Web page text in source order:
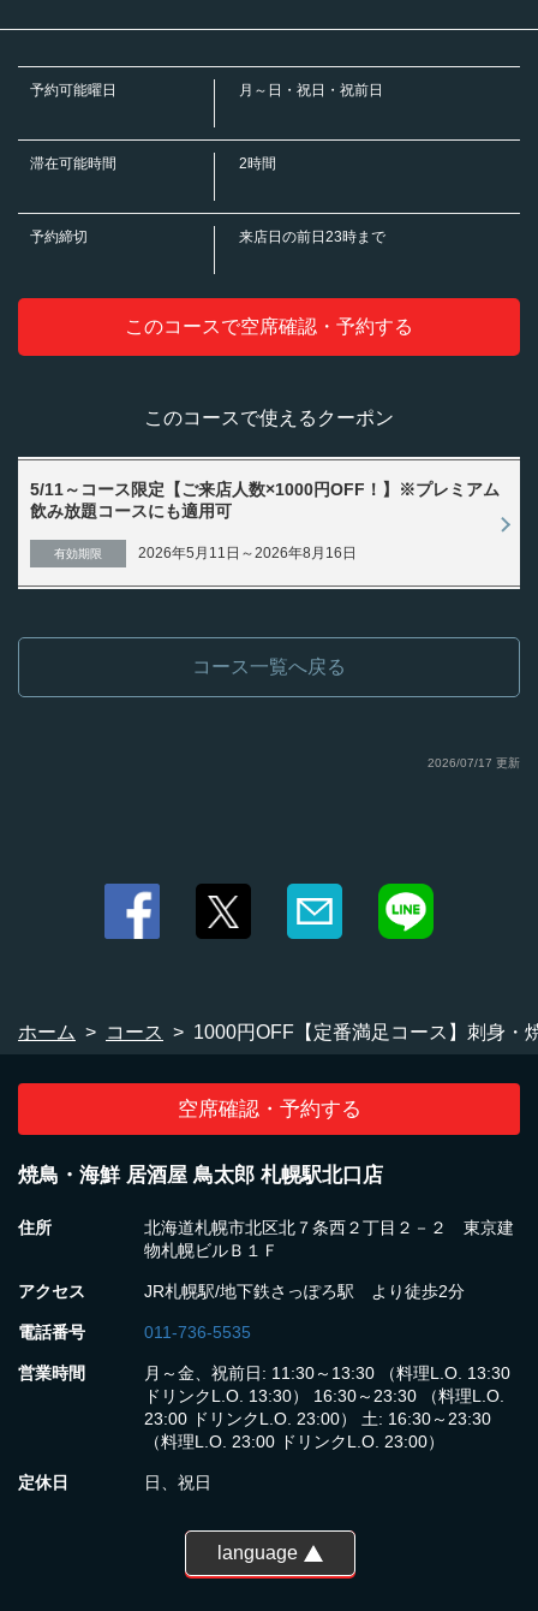
・濃厚黒梅酒/赤梅酒
・北海道コーン茶ハイ/知覧にっぽん紅茶ハイ/綾鷹緑茶ハイ/加賀棒ほうじ茶
ハイ/煌ウーロンハイ/ジャスミンハイ/男梅サワー/トマトハイ/パンチレモンサ
モンサワー/濃いめのグレープフルーツサワー/サッポロサワー 氷彩
・ビネガーサワー
・ビネガーハイボール
スハイボール/ゆずはちみつハイボール/黒酢ぶどう＆ベリーミックスハイボー
・ビネガードリンク(ソフトドリンク)
・リンゴ酢ソーダ/リンゴ酢×白桃ミックスソーダ/×マンゴーミックスソー
ダ/ゆずはちみつソーダ/黒酢ぶどう＆ベリーミックスソーダ
・焼酎（ロック・水割り・お湯割り）
・カシスソーダ／カシスオレンジ/カシスウーロン/クーニャン/ファジーネー
ブル
・グラスワイン
ぶどうソーダ/オレンジジュース/トマトジュース
予約可能曜日 月～日・祝日・祝前日
滞在可能時間 2時間
予約締切 来店日の前日23時まで
このコースで空席確認・予約する
このコースで使えるクーポン
5/11～コース限定【ご来店人数×1000円OFF！】※プレミアム
飲み放題コースにも適用可
有効期限 2026年5月11日～2026年8月16日
コース一覧へ戻る
2026/07/17 更新
お店情報をコピー
閉じる
ホーム コース 1000円OFF【定番満足コース】刺身
空席確認・予約する
焼鳥・海鮮 居酒屋 鳥太郎 札幌駅北口店
住所
北海道札幌市北区北７条西２丁目２－２ 東京建
物札幌ビルＢ１Ｆ
アクセス JR札幌駅/地下鉄さっぽろ駅 より徒歩2分
電話番号 011-736-5535
営業時間
月～金、祝前日: 11:30～13:30 （料理L.O. 13:30
ドリンクL.O. 13:30） 16:30～23:30 （料理L.O.
23:00 ドリンクL.O. 23:00） 土: 16:30～23:30
（料理L.O. 23:00 ドリンクL.O. 23:00）
定休日 日、祝日
language